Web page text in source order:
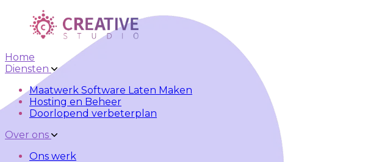
Skip to main content Skip to navigation
Home
Diensten
Maatwerk Software Laten Maken
Hosting en Beheer
Doorlopend verbeterplan
Over ons
Ons werk